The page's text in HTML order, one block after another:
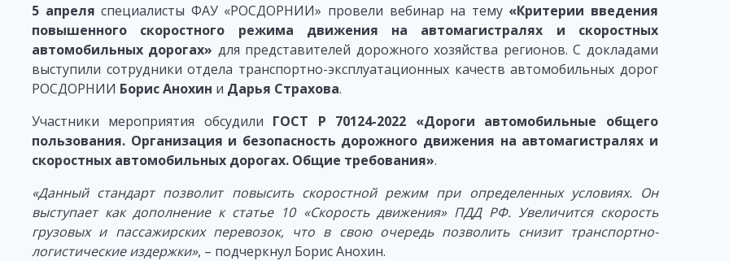
5 апреля специалисты ФАУ «РОСДОРНИИ» провели вебинар на тему «Критерии введения
повышенного скоростного режима движения на автомагистралях и скоростных
автомобильных дорогах» для представителей дорожного хозяйства регионов. С докладами
выступили сотрудники отдела транспортно-эксплуатационных качеств автомобильных дорог
РОСДОРНИИ Борис Анохин и Дарья Страхова.
Участники мероприятия обсудили ГОСТ Р 70124-2022 «Дороги автомобильные общего
пользования. Организация и безопасность дорожного движения на автомагистралях и
скоростных автомобильных дорогах. Общие требования».
«Данный стандарт позволит повысить скоростной режим при определенных условиях. Он
выступает как дополнение к статье 10 «Скорость движения» ПДД РФ. Увеличится скорость
грузовых и пассажирских перевозок, что в свою очередь позволить снизит транспортно-
логистические издержки», – подчеркнул Борис Анохин.